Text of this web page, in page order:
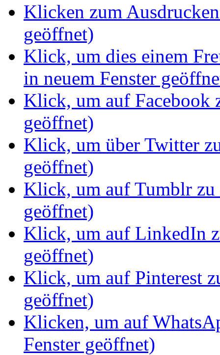
Klicken zum
geöffnet)
Klick, um dies einem
in neuem Fenster
Klick, um auf Facebook
geöffnet)
Klick, um über Twitter
geöffnet)
Klick, um auf Tumblr zu
geöffnet)
Klick, um auf LinkedIn
geöffnet)
Klick, um auf Pinterest
geöffnet)
Klicken, um auf
Fenster geöffnet)